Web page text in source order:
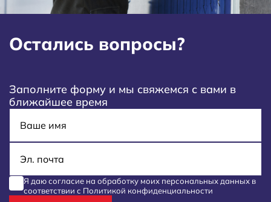
Остались вопросы?
Заполните форму и мы свяжемся с вами в
ближайшее время
Я даю согласие на обработку моих персональных данных в
соответствии с Политикой конфиденциальности